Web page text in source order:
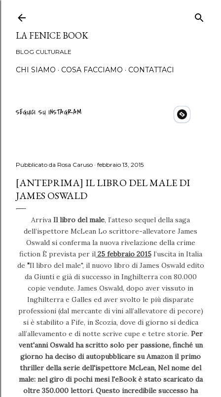
Passa ai contenuti
LA FENICE BOOK
BLOG CULTURALE
CHI SIAMO COSA FACCIAMO CONTATTACI
SEGUICI SU INSTAGRAM
Pubblicato da Rosa Caruso febbraio 13, 2015
[ANTEPRIMA] IL LIBRO DEL MALE DI
JAMES OSWALD
Arriva Il libro del male, l’atteso sequel della saga
dell’ispettore McLean Lo scrittore-allevatore James
Oswald si conferma la nuova rivelazione della crime
fiction È prevista per il25 febbraio 2015l’uscita in Italia
de "Il libro del male", il nuovo libro di James Oswald edito
da Giunti e già di successo in Inghilterra con 80.000
copie vendute. James Oswald, dopo aver vissuto in
Inghilterra e Galles ed aver svolto le più disparate
professioni (dal mercante di vini all’allevatore di pecore)
si è stabilito a Fife, in Scozia, dove di giorno si dedica
all’allevamento e di notte scrive cupe e tetre storie. Per
vent'anni Oswald ha scritto solo per passione, finché un
giorno ha deciso di autopubblicare su Amazon il primo
thriller della serie dell'ispettore McLean, Nel nome del
male: nel giro di pochi mesi l'eBook è stato scaricato da
oltre 350.000 lettori. Questo incredibile successo ha